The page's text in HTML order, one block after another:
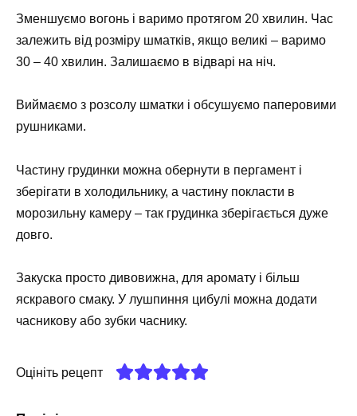
Зменшуємо вогонь і варимо протягом 20 хвилин. Час
залежить від розміру шматків, якщо великі – варимо
30 – 40 хвилин. Залишаємо в відварі на ніч.
Виймаємо з розсолу шматки і обсушуємо паперовими
рушниками.
Частину грудинки можна обернути в пергамент і
зберігати в холодильнику, а частину покласти в
морозильну камеру – так грудинка зберігається дуже
довго.
Закуска просто дивовижна, для аромату і більш
яскравого смаку. У лушпиння цибулі можна додати
часникову або зубки часнику.
Оцініть рецепт